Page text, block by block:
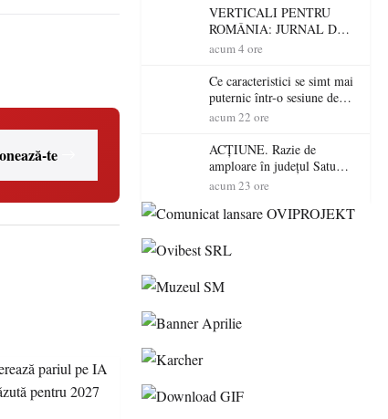
te
verificate
VERTICALI PENTRU
ROMÂNIA: JURNAL DE
CĂLĂTORIE FIJET
acum 4 ore
Ce caracteristici se simt mai
puternic într-o sesiune de
distracție la sloturi online:
RTP?
acum 22 ore
ACȚIUNE. Razie de
amploare în județul Satu
Mare! Polițiștii au dat sute
șoferi fără permis într-o
acum 23 ore